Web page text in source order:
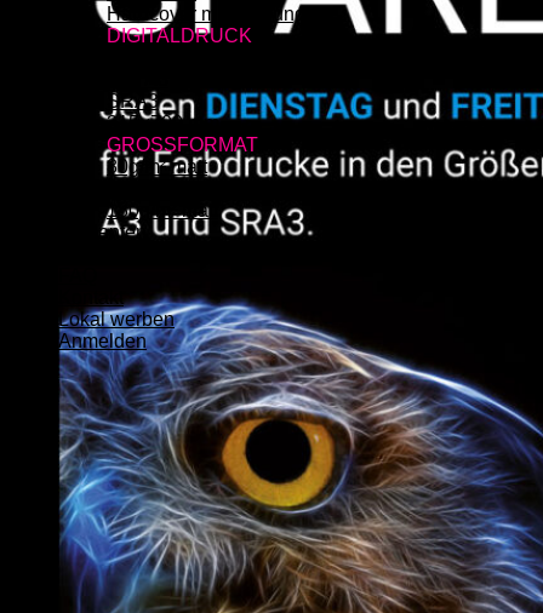
Hardcover mit Prägung
DIGITALDRUCK
SRA3
315×700 mm
GROSSFORMAT
80g/m² matt
180g/m² matt
Studenten
Lokal werben
Anmelden